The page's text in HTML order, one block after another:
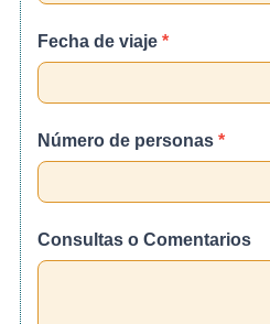
Fecha de viaje *
Número de personas *
Consultas o Comentarios